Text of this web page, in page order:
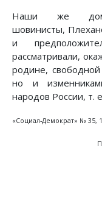
Наши же
шовинисты,
и
рассматривали,
родине,
но и
народов России, т.
«Социал-Демократ» № 35,